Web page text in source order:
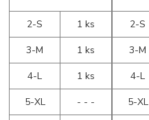
2-S
1 ks
3-M
1 ks
4-L
1 ks
5-XL
- - -
2-S
3-M
4-L
5-XL